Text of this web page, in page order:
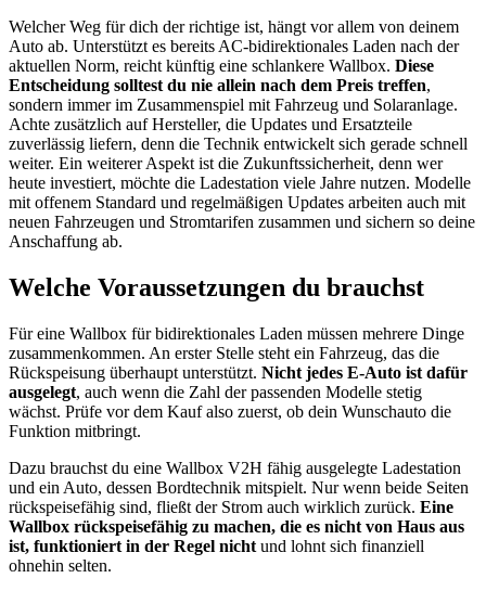
Welcher Weg für dich der richtige ist, hängt vor allem von deinem
Auto ab. Unterstützt es bereits AC-bidirektionales Laden nach der
aktuellen Norm, reicht künftig eine schlankere Wallbox. Diese
Entscheidung solltest du nie allein nach dem Preis treffen,
sondern immer im Zusammenspiel mit Fahrzeug und Solaranlage.
Achte zusätzlich auf Hersteller, die Updates und Ersatzteile
zuverlässig liefern, denn die Technik entwickelt sich gerade schnell
weiter. Ein weiterer Aspekt ist die Zukunftssicherheit, denn wer
heute investiert, möchte die Ladestation viele Jahre nutzen. Modelle
mit offenem Standard und regelmäßigen Updates arbeiten auch mit
neuen Fahrzeugen und Stromtarifen zusammen und sichern so deine
Anschaffung ab.
Welche Voraussetzungen du brauchst
Für eine Wallbox für bidirektionales Laden müssen mehrere Dinge
zusammenkommen. An erster Stelle steht ein Fahrzeug, das die
Rückspeisung überhaupt unterstützt. Nicht jedes E-Auto ist dafür
ausgelegt, auch wenn die Zahl der passenden Modelle stetig
wächst. Prüfe vor dem Kauf also zuerst, ob dein Wunschauto die
Funktion mitbringt.
Dazu brauchst du eine Wallbox V2H fähig ausgelegte Ladestation
und ein Auto, dessen Bordtechnik mitspielt. Nur wenn beide Seiten
rückspeisefähig sind, fließt der Strom auch wirklich zurück. Eine
Wallbox rückspeisefähig zu machen, die es nicht von Haus aus
ist, funktioniert in der Regel nicht und lohnt sich finanziell
ohnehin selten.